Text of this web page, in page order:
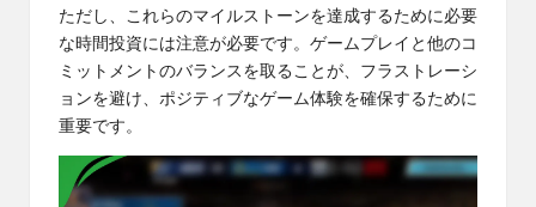
ただし、これらのマイルストーンを達成するために必要
な時間投資には注意が必要です。ゲームプレイと他のコ
ミットメントのバランスを取ることが、フラストレーシ
ョンを避け、ポジティブなゲーム体験を確保するために
重要です。